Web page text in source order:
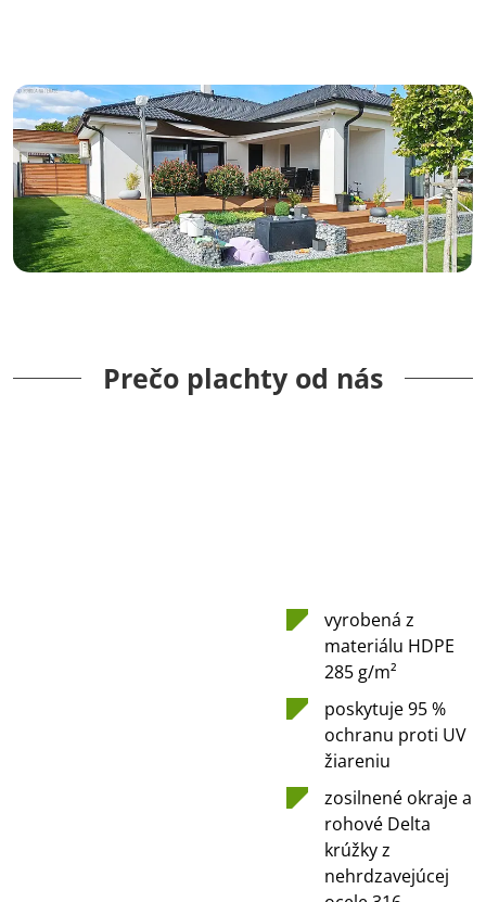
Prečo plachty od nás
vyrobená z
materiálu HDPE
285 g/m²
poskytuje 95 %
ochranu proti UV
žiareniu
zosilnené okraje a
rohové Delta
krúžky z
nehrdzavejúcej